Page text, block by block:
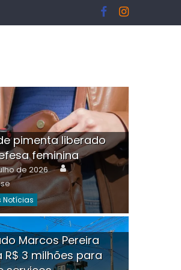
Tristão é
pimenta liberado
feminina
de 2026 Author
Notícias
Marcos Pereira
R$ 3 milhões para